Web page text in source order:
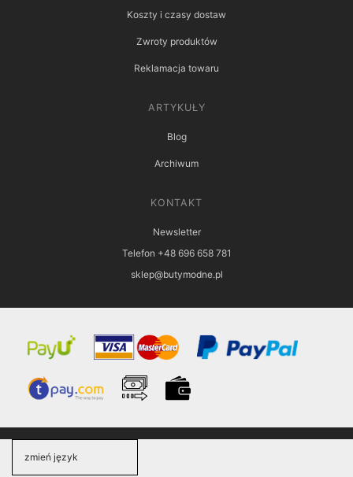
Koszty i czasy dostaw
Zwroty produktów
Reklamacja towaru
ARTYKUŁY
Blog
Archiwum
KONTAKT
Newsletter
Telefon +48 696 658 781
sklep@butymodne.pl
zmień język